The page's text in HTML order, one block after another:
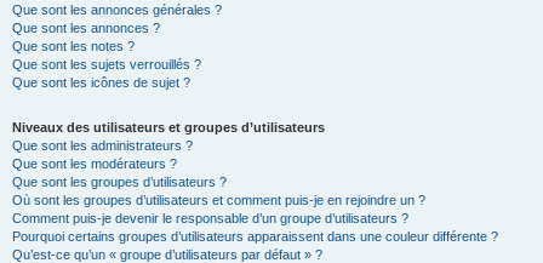
Que sont les annonces générales ?
Que sont les annonces ?
Que sont les notes ?
Que sont les sujets verrouillés ?
Que sont les icônes de sujet ?
Niveaux des utilisateurs et groupes d’utilisateurs
Que sont les administrateurs ?
Que sont les modérateurs ?
Que sont les groupes d’utilisateurs ?
Où sont les groupes d’utilisateurs et comment puis-je en rejoindre un ?
Comment puis-je devenir le responsable d’un groupe d’utilisateurs ?
Pourquoi certains groupes d’utilisateurs apparaissent dans une couleur différente ?
Qu’est-ce qu’un « groupe d’utilisateurs par défaut » ?